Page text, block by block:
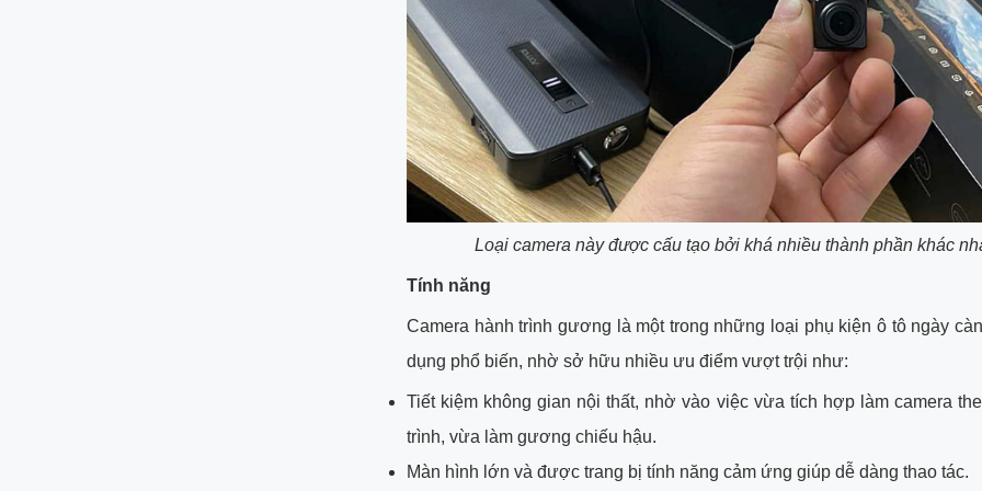
Loại camera này được cấu tạo bởi khá nhiều thành phần khác
Tính năng
Camera hành trình gương là một trong những loại phụ kiện ô tô ngày
dụng phổ biến, nhờ sở hữu nhiều ưu điểm vượt trội như:
Tiết kiệm không gian nội thất, nhờ vào việc vừa tích hợp làm camera
trình, vừa làm gương chiếu hậu.
Màn hình lớn và được trang bị tính năng cảm ứng giúp dễ dàng thao tác.